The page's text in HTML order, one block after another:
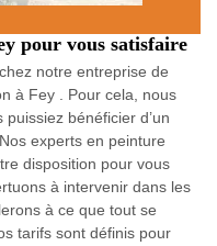
pour vous satisfaire
notre entreprise de
à Fey . Pour cela, nous
bénéficier d’un
experts en peinture
disposition pour vous
à intervenir dans les
à ce que tout se
tarifs sont définis pour